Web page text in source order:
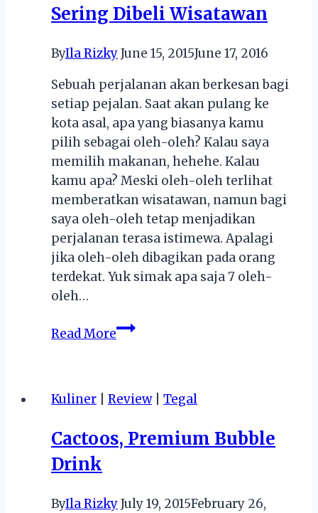
Sering Dibeli Wisatawan
ByIla RizkyJune 15, 2015June 17, 2016
Sebuah perjalanan akan berkesan bagi
setiap pejalan. Saat akan pulang ke
kota asal, apa yang biasanya kamu
pilih sebagai oleh-oleh? Kalau saya
memilih makanan, hehehe. Kalau
kamu apa? Meski oleh-oleh terlihat
memberatkan wisatawan, namun bagi
saya oleh-oleh tetap menjadikan
perjalanan terasa istimewa. Apalagi
jika oleh-oleh dibagikan pada orang
terdekat. Yuk simak apa saja 7 oleh-
oleh…
Read More7
yang
Dibeli
Kuliner Review| Tegal
Cactoos, Premium Bubble
Drink
ByIla RizkyJuly 19, 2015February 26,